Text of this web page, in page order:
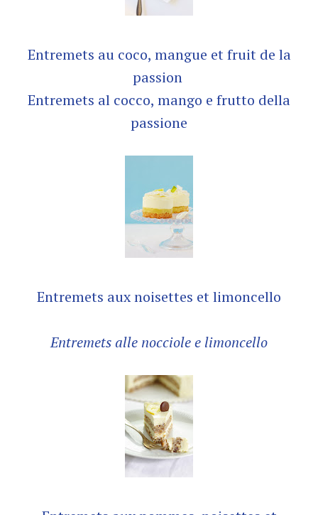
Entremets au coco, mangue et fruit de la
passion
Entremets al cocco, mango e frutto della
passione
Entremets aux noisettes et limoncello
Entremets alle nocciole e limoncello